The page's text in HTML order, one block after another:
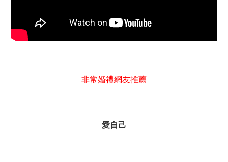
非常婚禮網友推薦
愛自己